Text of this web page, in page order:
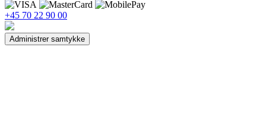
+45 70 22 90 00
Administrer samtykke